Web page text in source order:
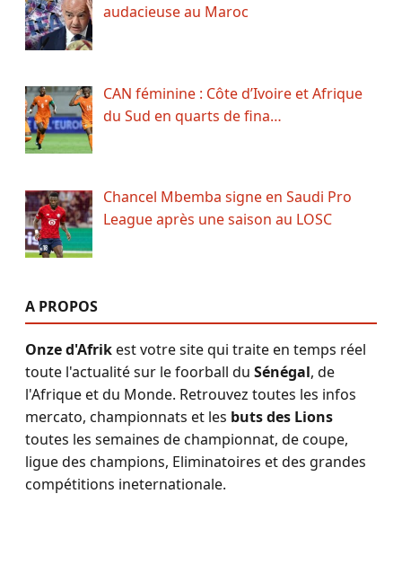
audacieuse au Maroc
CAN féminine : Côte d’Ivoire et Afrique
du Sud en quarts de fina…
Chancel Mbemba signe en Saudi Pro
League après une saison au LOSC
A PROPOS
Onze d'Afrikest votre site qui traite en temps réel
toute l'actualité sur le foorball du Sénégal, de
l'Afrique et du Monde. Retrouvez toutes les infos
mercato, championnats et les buts des Lions
toutes les semaines de championnat, de coupe,
ligue des champions, Eliminatoires et des grandes
compétitions ineternationale.